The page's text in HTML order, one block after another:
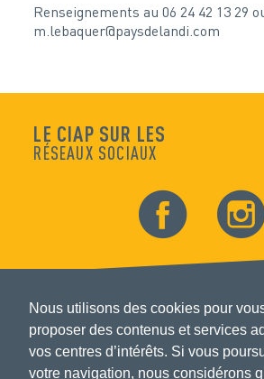
Nous utilisons des cookies pour
proposer des contenus et services
vos centres d’intérêts. Si vous
votre navigation, nous considérons
Renseignements au 06 24 42 13 29
m.lebaquer@paysdelandi.com
LE CIAP SUR LES
RÉSEAUX SOCIAUX